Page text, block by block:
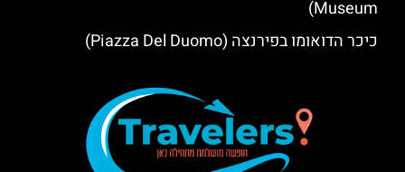
Museum)
כיכר הדואומו בפירנצה (Piazza Del Duomo)